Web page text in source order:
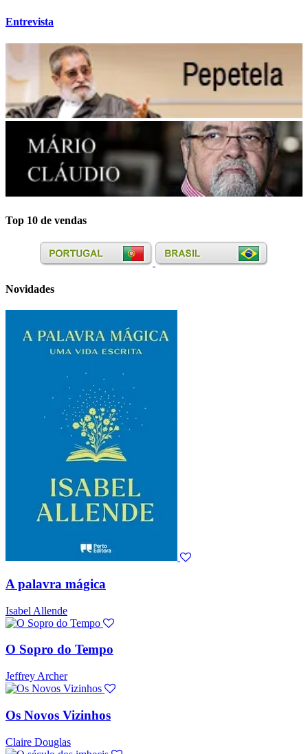
Entrevista
Top 10 de vendas
Novidades
A palavra mágica
Isabel Allende
O Sopro do Tempo
Jeffrey Archer
Os Novos Vizinhos
Claire Douglas